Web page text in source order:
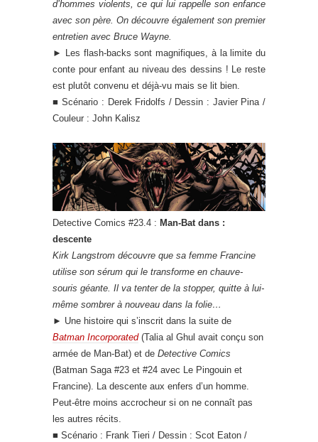
d’hommes violents, ce qui lui rappelle son enfance
avec son père. On découvre également son premier
entretien avec Bruce Wayne.
► Les flash-backs sont magnifiques, à la limite du
conte pour enfant au niveau des dessins ! Le reste
est plutôt convenu et déjà-vu mais se lit bien.
■ Scénario : Derek Fridolfs / Dessin : Javier Pina /
Couleur : John Kalisz
Detective Comics #23.4 : Man-Bat dans :
descente
Kirk Langstrom découvre que sa femme Francine
utilise son sérum qui le transforme en chauve-
souris géante. Il va tenter de la stopper, quitte à lui-
même sombrer à nouveau dans la folie…
► Une histoire qui s’inscrit dans la suite de
Batman Incorporated(Talia al Ghul avait conçu son
armée de Man-Bat) et de Detective Comics
(Batman Saga #23 et #24 avec Le Pingouin et
Francine). La descente aux enfers d’un homme.
Peut-être moins accrocheur si on ne connaît pas
les autres récits.
■ Scénario : Frank Tieri / Dessin : Scot Eaton /